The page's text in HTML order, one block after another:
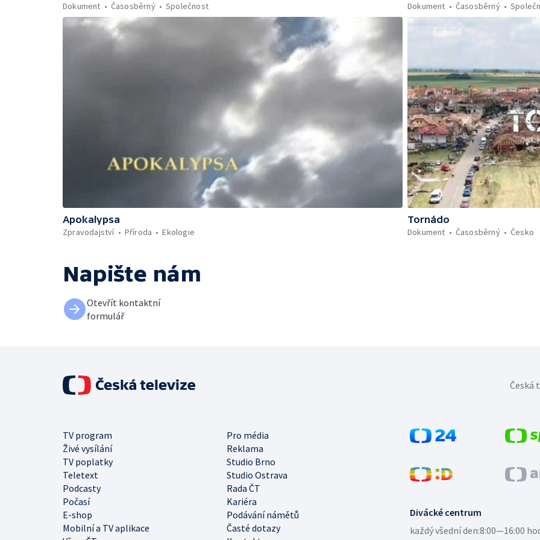
Dokument Časosběrný Společnost Dokument Časosběrný
Apokalypsa
Zpravodajství
Příroda Ekologie
Tornádo
Dokument
Časosběrný Česko
Napište nám
Otevřít kontaktní
formulář
Divácké centrum
každý všední den:8:00—16:00
TV program
Pro média
Živé vysílání
Reklama
TV poplatky
Studio Brno
Teletext
Studio Ostrava
Podcasty
Rada ČT
Počasí
Kariéra
E-shop
Podávání námětů
Mobilní a TV aplikace
Časté dotazy
Česká